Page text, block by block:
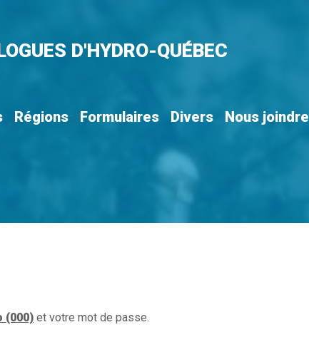
D'HYDRO-QUÉBEC
Régions Formulaires Divers Nous joindre
(000) et votre mot de passe.